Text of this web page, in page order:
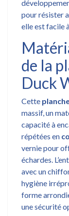
pour résister
elle est facile
de la
Duck
Cette
massif, un
capacité à
répétées en
vernie pour
échardes.
avec un
hygiène
forme
une sécurité